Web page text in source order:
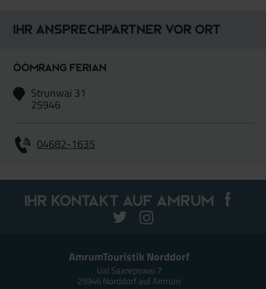
Ihr Ansprechpartner vor Ort
Öömrang Ferian
Strunwai 31
25946
04682-1635
Ihr Kontakt auf Amrum
AmrumTouristik Norddorf
Ual Saarepswai 7
25946 Norddorf auf Amrum